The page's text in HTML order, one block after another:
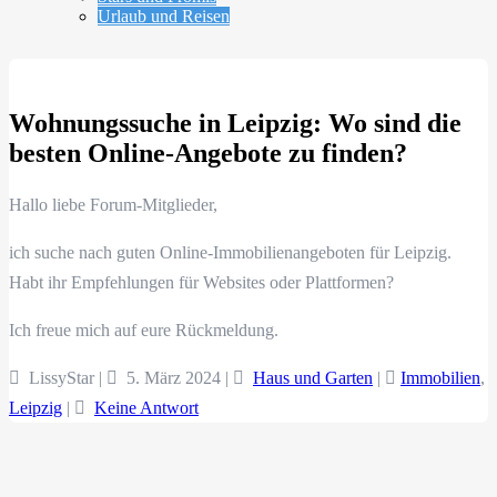
Urlaub und Reisen
Wohnungssuche in Leipzig: Wo sind die
besten Online-Angebote zu finden?
Hallo liebe Forum-Mitglieder,
ich suche nach guten Online-Immobilienangeboten für Leipzig.
Habt ihr Empfehlungen für Websites oder Plattformen?
Ich freue mich auf eure Rückmeldung.
LissyStar | 5. März 2024 | Haus und Garten | Immobilien,
Leipzig | Keine Antwort